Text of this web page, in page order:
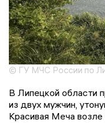
© ГУ МЧС России по
В Липецкой области
из двух мужчин,
Красивая Меча